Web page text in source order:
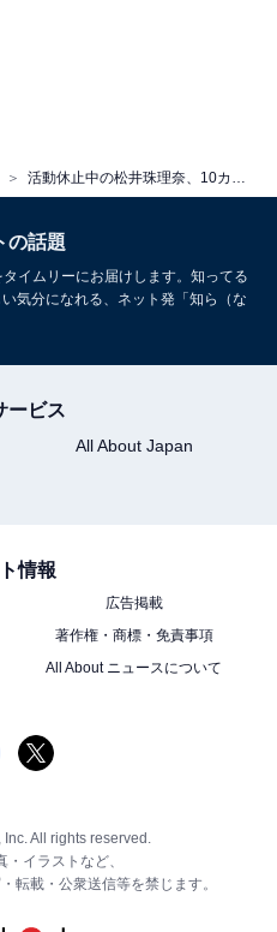
の話題
イムリーにお届けします。知ってる
気分になれる、ネット発「知ら（な
ービス
All About Japan
情報
広告掲載
著作権・商標・免責事項
All About ニュースについて
All rights reserved.
イラストなど、
転載・公衆送信等を禁じます。